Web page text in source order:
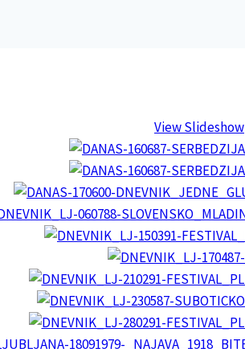
View Slideshow